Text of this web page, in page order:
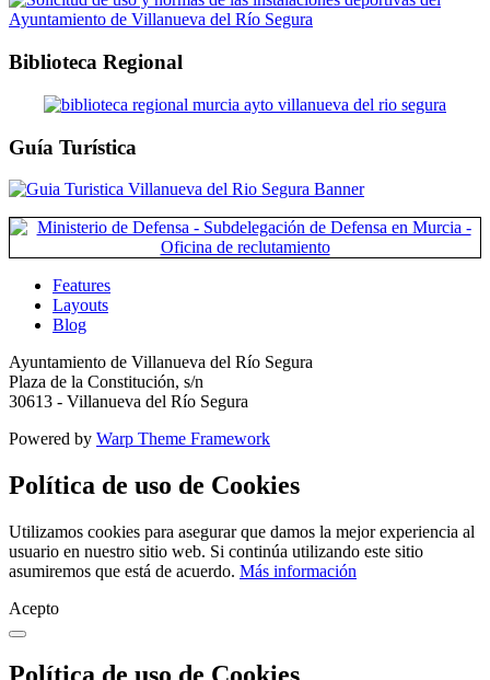
Biblioteca Regional
Guía Turística
Features
Layouts
Blog
Ayuntamiento de Villanueva del Río Segura
Plaza de la Constitución, s/n
30613 - Villanueva del Río Segura
Powered by Warp Theme Framework
Política de uso de Cookies
Utilizamos cookies para asegurar que damos la mejor experiencia al
usuario en nuestro sitio web. Si continúa utilizando este sitio
asumiremos que está de acuerdo. Más información
Acepto